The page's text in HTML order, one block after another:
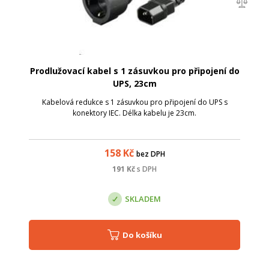
Prodlužovací kabel s 1 zásuvkou pro připojení do
UPS, 23cm
Kabelová redukce s 1 zásuvkou pro připojení do UPS s
konektory IEC. Délka kabelu je 23cm.
158Kč bez DPH
191 Kčs DPH
SKLADEM
Do košíku